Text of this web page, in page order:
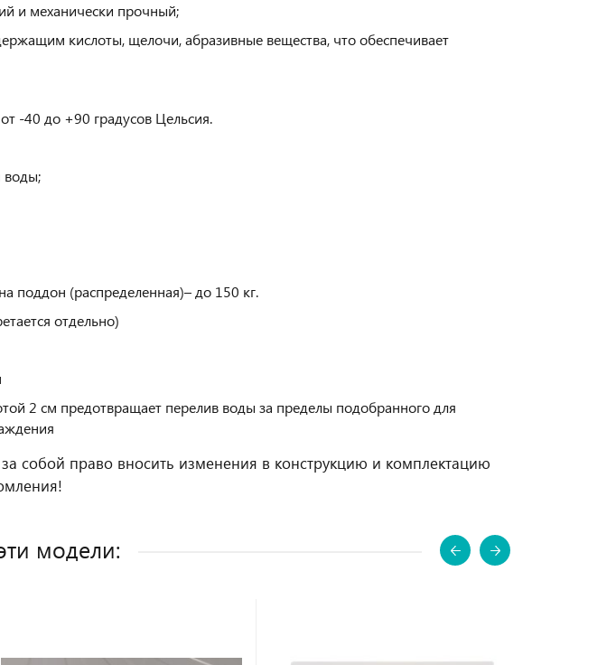
и механически прочный;
кислоты, щелочи, абразивные вещества, что обеспечивает
-40 до +90 градусов Цельсия.
воды;
поддон (распределенная)– до 150 кг.
отдельно)
2 см предотвращает перелив воды за пределы подобранного для
собой право вносить изменения в конструкцию и комплектацию
модели: